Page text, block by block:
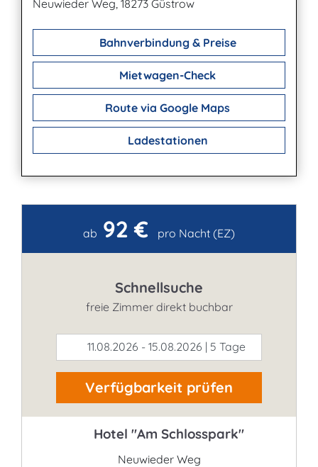
Neuwieder Weg, 18273 Güstrow
Bahnverbindung & Preise
Mietwagen-Check
Route via Google Maps
Ladestationen
Kontakt
ab 92 € pro Nacht (EZ)
Schnellsuche
freie Zimmer direkt buchbar
11.08.2026 - 15.08.2026 | 5 Tage
Verfügbarkeit prüfen
Hotel "Am Schlosspark"
Neuwieder Weg